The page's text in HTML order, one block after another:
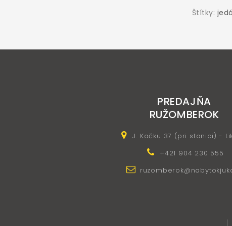
Štítky:
PREDAJŇA
RUŽOMBEROK
J. Kačku 37 (pri stanici) -
+421 904 230 555